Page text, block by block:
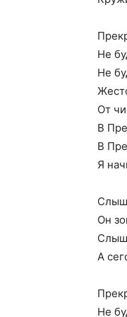
Не
Не
От
В
В
Я
Он
А
Не